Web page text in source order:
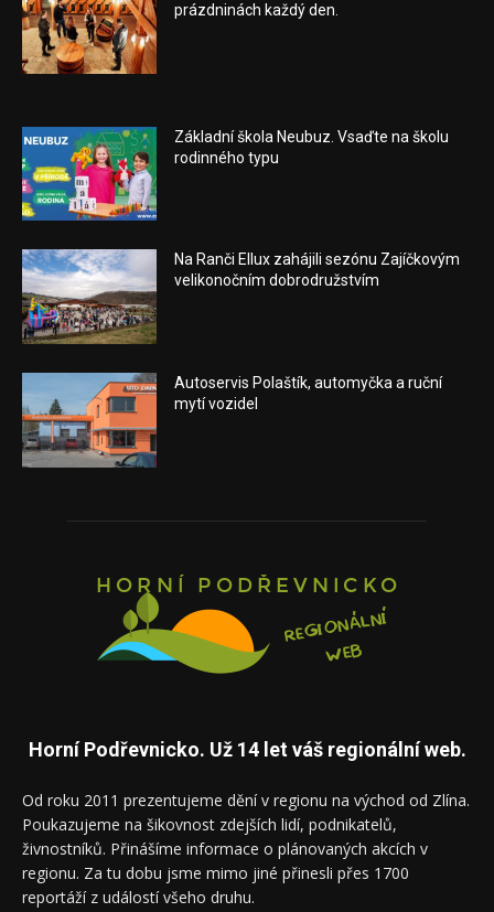
prázdninách každý den.
Základní škola Neubuz. Vsaďte na školu
rodinného typu
Na Ranči Ellux zahájili sezónu Zajíčkovým
velikonočním dobrodružstvím
Autoservis Polaštík, automyčka a ruční
mytí vozidel
Horní Podřevnicko. Už 14 let váš regionální web.
Od roku 2011 prezentujeme dění v regionu na východ od Zlína.
Poukazujeme na šikovnost zdejších lidí, podnikatelů,
živnostníků. Přinášíme informace o plánovaných akcích v
regionu. Za tu dobu jsme mimo jiné přinesli přes 1700
reportáží z událostí všeho druhu.